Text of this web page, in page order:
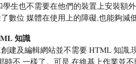
學生也不需要在他們的裝置上安裝額
數位 媒體在使用上的障礙,也能夠減
知識
建及編輯網站並不需要 HTML 知識,
時不 一樣了。可是,在維基上作業並